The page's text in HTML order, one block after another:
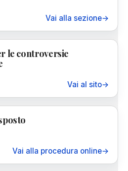
Vai alla sezione→
le controversie
Vai al sito→
Vai alla procedura online→